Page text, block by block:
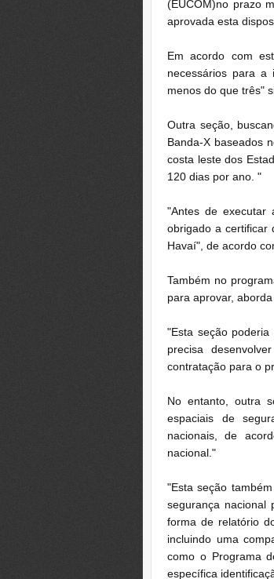
(EUCOM)no prazo
aprovada esta
Em acordo com
necessários para a
menos do que três"
Outra seção,
Banda-X baseados
costa leste dos
120 dias por ano. "
"Antes de executar
obrigado a certificar
Havaí", de acordo
Também no
para aprovar,
"Esta seção
precisa
contratação para o
No entanto, outra
espaciais de
nacionais, de
nacional."
"Esta seção
segurança nacional
forma de relatório
incluindo uma
como o Programa
específica